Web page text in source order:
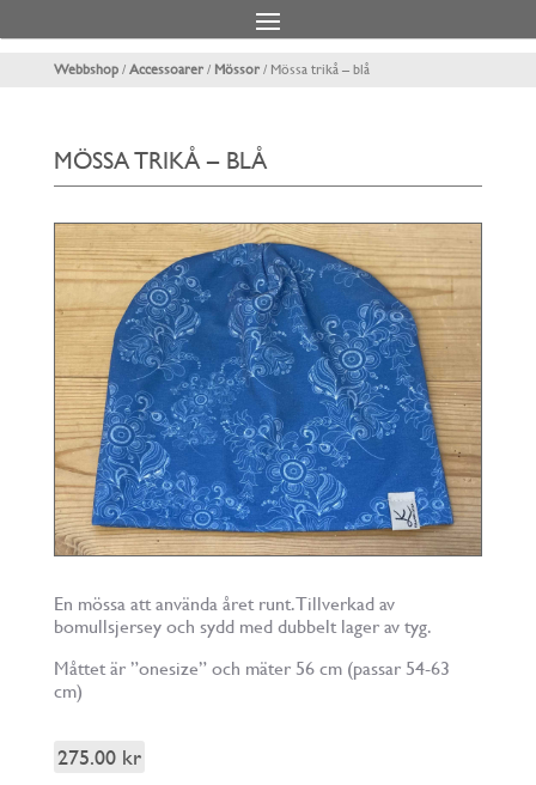
Webbshop/ Accessoarer/ Mössor/ Mössa trikå – blå
MÖSSA TRIKÅ – BLÅ
En mössa att använda året runt. Tillverkad av
bomullsjersey och sydd med dubbelt lager av tyg.
Måttet är ”onesize” och mäter 56 cm (passar 54-63
cm)
275.00 kr